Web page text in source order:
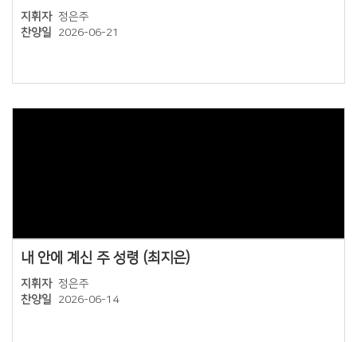
지휘자 정은주
찬양일
2026-06-21
내 안에 계신 주 성령 (최지은)
지휘자 정은주
찬양일
2026-06-14